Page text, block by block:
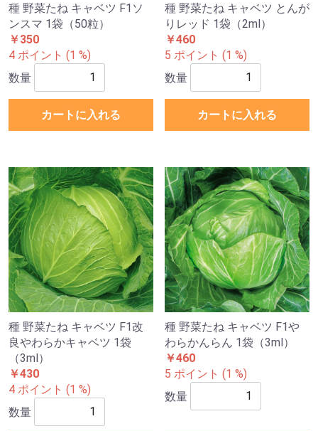
種 野菜たね キャベツ F1ソ
ンスマ 1袋（50粒）
￥350
4 ポイント (1 %)
数量
カートに入れる
種 野菜たね キャベツ とんが
りレッド 1袋（2ml）
￥460
5 ポイント (1 %)
数量
カートに入れる
種 野菜たね キャベツ F1改
良やわらかキャベツ 1袋
（3ml）
￥430
4 ポイント (1 %)
数量
種 野菜たね キャベツ F1や
わらかんらん 1袋（3ml）
￥460
5 ポイント (1 %)
数量